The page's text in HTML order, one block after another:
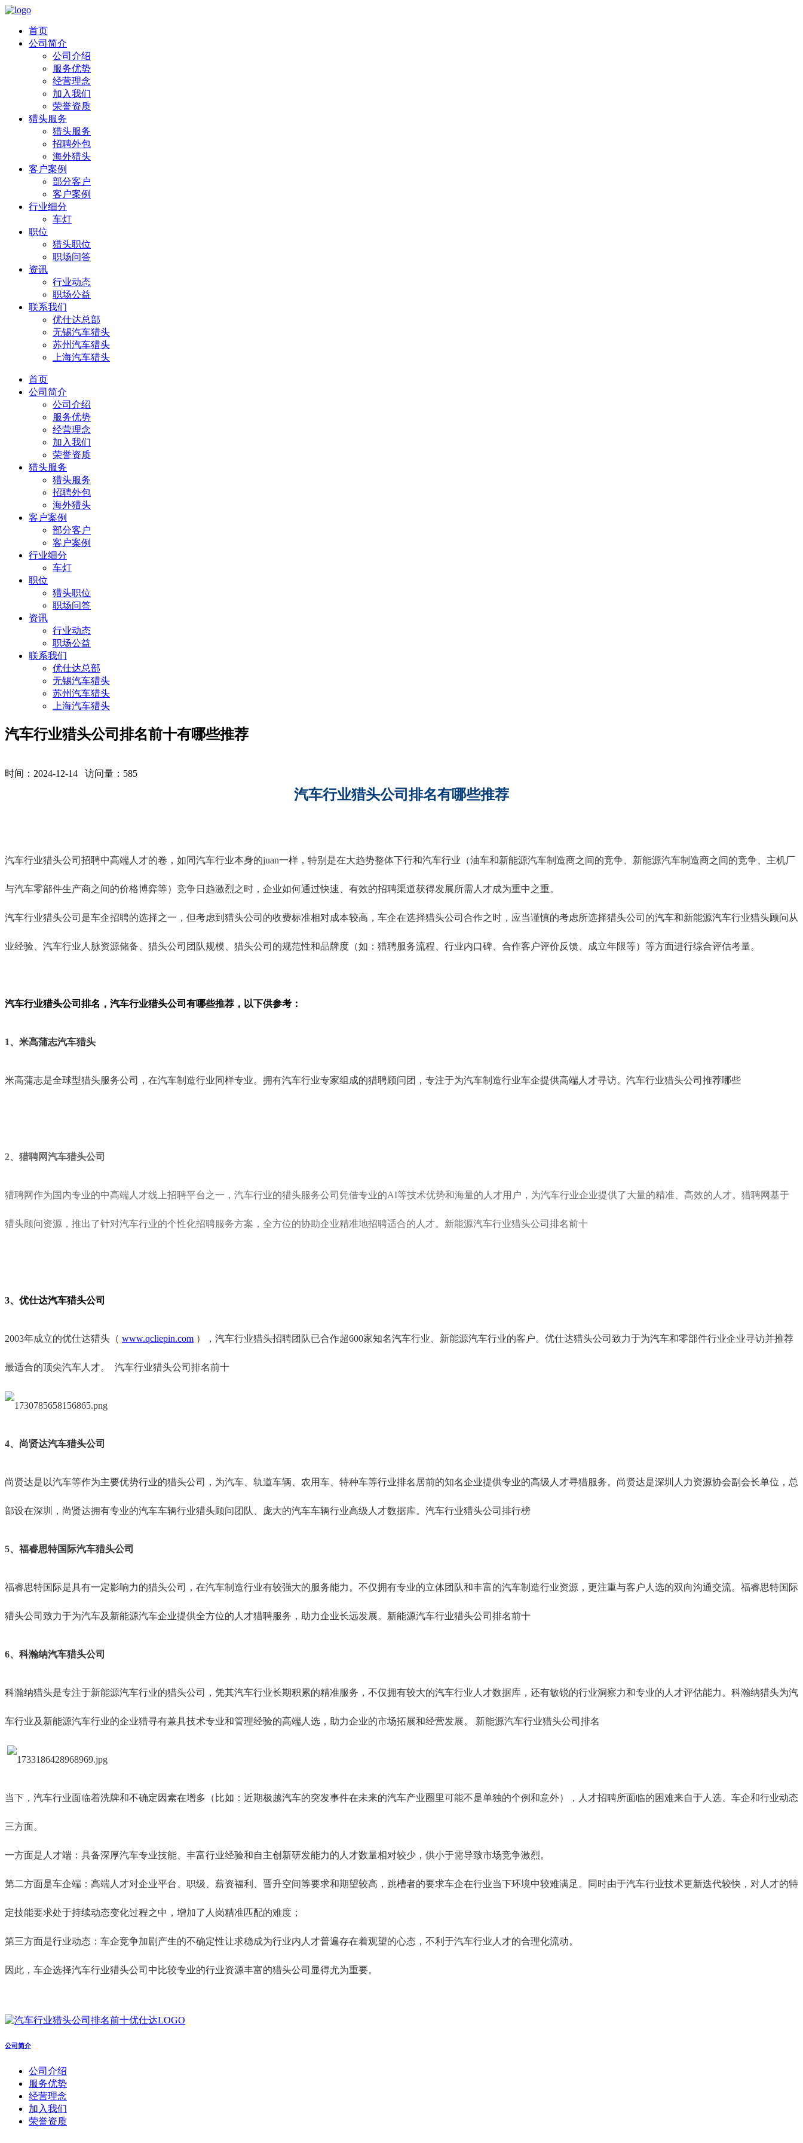
首页
公司简介
公司介绍
服务优势
经营理念
加入我们
荣誉资质
猎头服务
猎头服务
招聘外包
海外猎头
客户案例
部分客户
客户案例
行业细分
车灯
职位
猎头职位
职场问答
资讯
行业动态
职场公益
联系我们
优仕达总部
无锡汽车猎头
苏州汽车猎头
上海汽车猎头
首页
公司简介
公司介绍
服务优势
经营理念
加入我们
荣誉资质
猎头服务
猎头服务
招聘外包
海外猎头
客户案例
部分客户
客户案例
行业细分
车灯
职位
猎头职位
职场问答
资讯
行业动态
职场公益
联系我们
优仕达总部
无锡汽车猎头
苏州汽车猎头
上海汽车猎头
汽车行业猎头公司排名前十有哪些推荐
时间：2024-12-14 访问量： 585
汽车行业猎头公司排名有哪些推荐
汽车行业猎头公司招聘中高端人才的卷，如同汽车行业本身的juan一样，特别是在大趋势整体下行和汽车行业（油车和新能源汽车制造商之间的竞争、新能源汽车制造商之间的竞争、主机厂
与汽车零部件生产商之间的价格博弈等）竞争日趋激烈之时，企业如何通过快速、有效的招聘渠道获得发展所需人才成为重中之重。
汽车行业猎头公司是车企招聘的选择之一，但考虑到猎头公司的收费标准相对成本较高，车企在选择猎头公司合作之时，应当谨慎的考虑所选择猎头公司的汽车和新能源汽车行业猎头顾问从
业经验、汽车行业人脉资源储备、猎头公司团队规模、猎头公司的规范性和品牌度（如：猎聘服务流程、行业内口碑、合作客户评价反馈、成立年限等）等方面进行综合评估考量。
汽车行业猎头公司排名，汽车行业猎头公司有哪些推荐，以下供参考 ：
1、米高蒲志汽车猎头
米高蒲志是全球型猎头服务公司，在汽车制造行业同样专业。拥有汽车行业专家组成的猎聘顾问团，专注于为汽车制造行业车企提供高端人才寻访。汽车行业猎头公司推荐哪些
2、 猎聘网汽车猎头公司
猎聘网作为国内专业的中高端人才线上招聘平台之一 ，汽车行业的猎头服务公司凭借专业的AI等技术优势和海量的 人才用户 ，为汽车行业企业提供了大量的精准、高效的人才。猎聘网基于
猎头顾问资源， 推出了针对汽车行业的个性化招聘服务方案， 全方位的协助企业精准地招聘适合的人才。 新能源汽车行业猎头公司排名前十
3、优仕达汽车猎头公司
2003年成立的优仕达猎头（ www.qcliepin.com ），汽车行业猎头招聘团队已合作超600家知名汽车行业、新能源汽车行业的客户。优仕达猎头公司致力于为汽车和零部件行业企业寻访并推荐
最适合的顶尖汽车人才。 汽车行业猎头公司排名前十
4、尚贤达汽车猎头公司
尚贤达是以汽车等作为主要优势行业的猎头公司，为汽车、轨道车辆、农用车、特种车等行业排名居前的知名企业提供专业的高级人才寻猎服务。尚贤达是深圳人力资源协会副会长单位，总
部设在深圳，尚贤达拥有专业的汽车车辆行业猎头顾问团队、庞大的汽车车辆行业高级人才数据库。汽车行业猎头公司排行榜
5、福睿思特国际汽车猎头公司
福睿思特国际是具有一定影响力的猎头公司，在汽车制造行业有较强大的服务能力。不仅拥有专业的立体团队和丰富的汽车制造行业资源，更注重与客户人选的双向沟通交流。福睿思特国际
猎头公司致力于为汽车及新能源汽车企业提供全方位的人才猎聘服务，助力企业长远发展。新能源汽车行业猎头公司排名前十
6、科瀚纳汽车猎头公司
科瀚纳猎头是专注于新能源汽车行业的猎头公司，凭其汽车行业长期积累的精准服务，不仅拥有较大的汽车行业人才数据库，还有敏锐的行业洞察力和专业的人才评估能力。科瀚纳猎头为汽
车行业及新能源汽车行业的企业猎寻有兼具技术专业和管理经验的高端人选，助力企业的市场拓展和经营发展。 新能源汽车行业猎头公司排名
当下，汽车行业面临着洗牌和不确定因素在增多（比如：近期极越汽车的突发事件在未来的汽车产业圈里可能不是单独的个例和意外），人才招聘所面临的困难来自于人选、车企和行业动态
三方面。
一方面是人才端：具备深厚汽车专业技能、丰富行业经验和自主创新研发能力的人才数量相对较少，供小于需导致市场竞争激烈。
第二方面是车企端：高端人才对企业平台、职级、薪资福利、晋升空间等要求和期望较高，跳槽者的要求车企在行业当下环境中较难满足。同时由于汽车行业技术更新迭代较快，对人才的特
定技能要求处于持续动态变化过程之中，增加了人岗精准匹配的难度；
第三方面是行业动态：车企竞争加剧产生的不确定性让求稳成为行业内人才普遍存在着观望的心态，不利于汽车行业人才的合理化流动。
因此，车企选择汽车行业猎头公司中比较专业的行业资源丰富的猎头公司显得尤为重要。
公司简介
公司介绍
服务优势
经营理念
加入我们
荣誉资质